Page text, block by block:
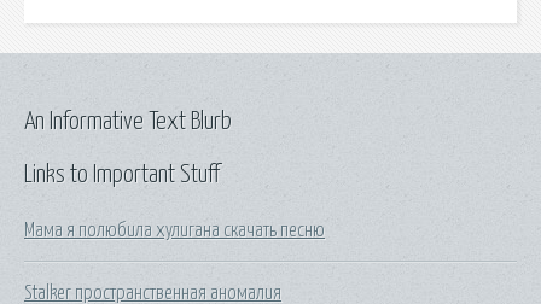
Links to Important Stuff
Мама я полюбила хулигана скачать песню
Stalker пространственная аномалия
An Informative Text Blurb